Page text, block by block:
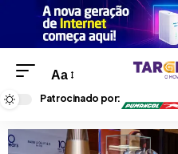
Aa
Patrocinado por: